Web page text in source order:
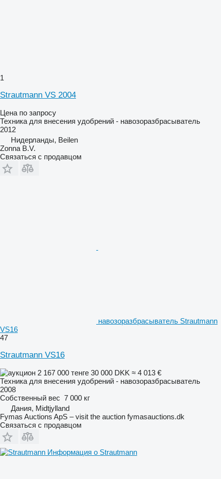
1
Strautmann VS 2004
Цена по запросу
Техника для внесения удобрений - навозоразбрасыватель
2012
Нидерланды, Beilen
Zonna B.V.
Связаться с продавцом
навозоразбрасыватель Strautmann
VS16
47
Strautmann VS16
2 167 000 тенге 30 000 DKK ≈ 4 013 €
Техника для внесения удобрений - навозоразбрасыватель
2008
Собственный вес 7 000 кг
Дания, Midtjylland
Fymas Auctions ApS – visit the auction fymasauctions.dk
Связаться с продавцом
Информация о Strautmann